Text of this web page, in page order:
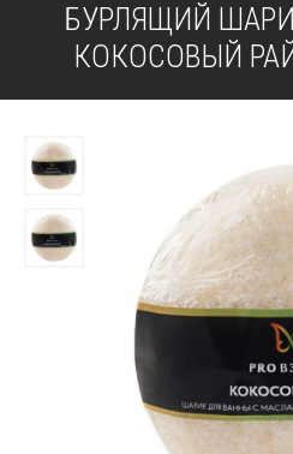
БУРЛЯЩИЙ
КОКОСОВЫЙ